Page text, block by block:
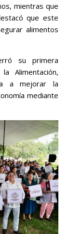
mientras que
que este
alimentos
su primera
Alimentación,
a mejorar la
mediante